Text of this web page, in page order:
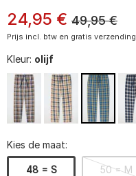
24,95 € 49,95 €
Prijs incl. btw en gratis verzending.
Kleur: olijf
Kies de maat:
48 = S 50 = M